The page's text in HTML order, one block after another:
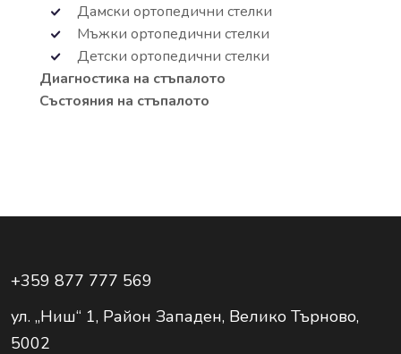
Дамски ортопедични стелки
Мъжки ортопедични стелки
Детски ортопедични стелки
Диагностика на стъпалото
Състояния на стъпалото
+359 877 777 569
ул. „Ниш“ 1, Район Западен, Велико Търново,
5002